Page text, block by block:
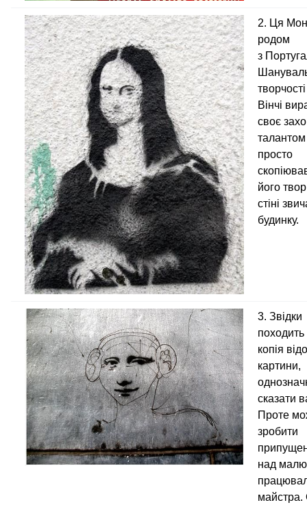
2. Ця
родом
з
Вінчі
своє
просто
його
стіні
будинку.
3. Звідки
походить
копія
картини,
сказати
Проте
зробити
над
майстра.